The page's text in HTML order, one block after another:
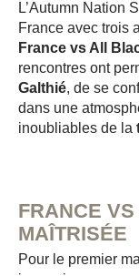
L’Autumn Nation
France avec trois
France vs All
rencontres ont
Galthié, de se
dans une
inoubliables de la
FRANCE
MAÎTRISÉE
Pour le premier